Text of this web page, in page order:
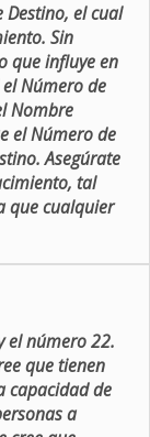
el cual
Sin
que influye en
Número de
Nombre
el Número de
Asegúrate
tal
que cualquier
el número 22.
que tienen
capacidad de
a